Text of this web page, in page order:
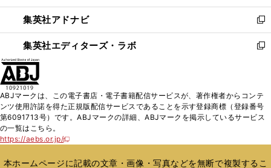
開
く
ウ
で
開
く
ン
ド
ウ
で
ウ
ィ
ン
ド
く
集英社アドナビ
新
し
い
ド
ウ
で
集英社エディターズ・ラボ
新
ィ
ン
ド
開
ABJマークは、この電子書店・電子書籍配信サービスが、著作権者からコンテ
ンツ使用許諾を得た正規版配信サービスであることを示す登録商標（登録番号
第6091713号）です。ABJマークの詳細、ABJマークを掲示しているサービス
の一覧はこちら。
https://aebs.or.jp/
新
い
本ホームページに記載の文章・画像・写真などを無断で複製するこ